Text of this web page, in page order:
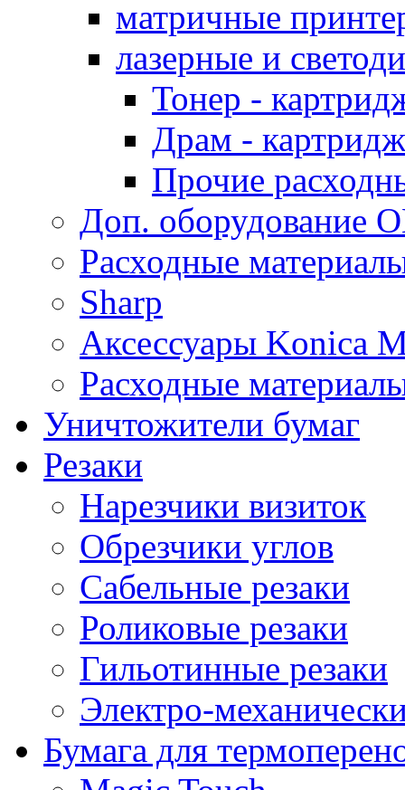
матричные
лазерные и
Тонер -
Драм -
Прочие
Доп. оборудование
Расходные
Sharp
Аксессуары Konica
Расходные
Уничтожители бумаг
Резаки
Нарезчики визиток
Обрезчики углов
Сабельные резаки
Роликовые резаки
Гильотинные резаки
Электро-
Бумага для